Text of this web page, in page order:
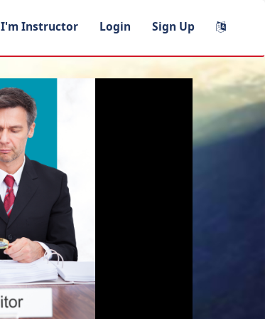
I'm Instructor Login Sign Up